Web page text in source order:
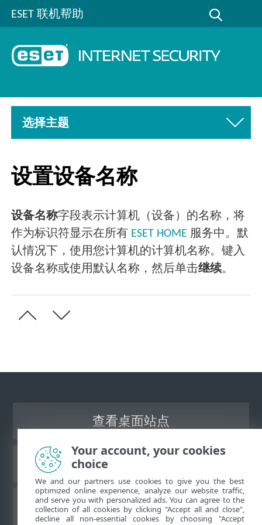
ESET 联机帮助
选择主题
设置设备名称
设备名称字段表示计算机（设备）的名称，将
作为标识符显示在所有 ESET HOME 服务中。默
认情况下，使用您计算机的计算机名称。键入
设备名称或使用默认名称，然后单击继续。
查看桌面站点
ESET 知识库
ESET 论坛
Your account, your cookies
choice
We and our partners use cookies to give you the best
optimized online experience, analyze our website traffic,
and serve you with personalized ads. You can agree to the
collection of all cookies by clicking "Accept all and close",
decline all non-essential cookies by choosing "Accept